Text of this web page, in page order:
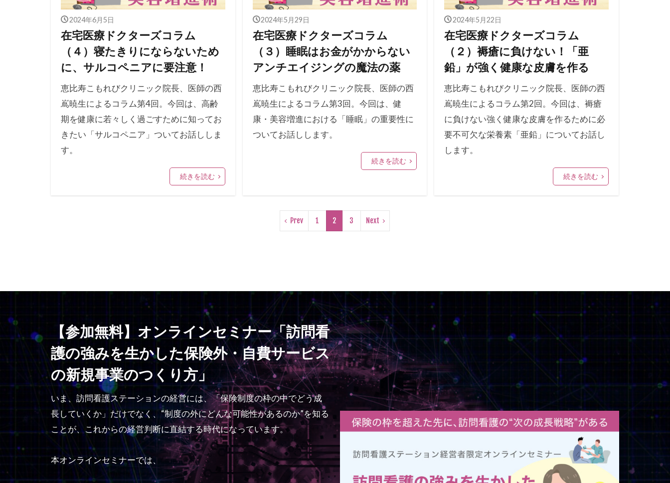
2024年6月5日
在宅医療ドクターズコラム
（４）寝たきりにならないため
に、サルコペニアに要注意！
恵比寿こもれびクリニック院長、医師の西
嶌暁生によるコラム第4回。今回は、高齢
期を健康に若々しく過ごすために知ってお
きたい「サルコペニア」ついてお話ししま
す。
続きを読む
2024年5月29日
在宅医療ドクターズコラム
（３）睡眠はお金がかからない
アンチエイジングの魔法の薬
恵比寿こもれびクリニック院長、医師の西
嶌暁生によるコラム第3回。今回は、健
康・美容増進における「睡眠」の重要性に
ついてお話しします。
続きを読む
2024年5月22日
在宅医療ドクターズコラム
（２）褥瘡に負けない！「亜
鉛」が強く健康な皮膚を作る
恵比寿こもれびクリニック院長、医師の西
嶌暁生によるコラム第2回。今回は、褥瘡
に負けない強く健康な皮膚を作るために必
要不可欠な栄養素「亜鉛」についてお話し
します。
続きを読む
Prev 1 2 3 Next
【参加無料】オンラインセミナー「訪問看
護の強みを生かした保険外・自費サービス
の新規事業のつくり方」
いま、訪問看護ステーションの経営には、「保険制度の枠の中でどう成
長していくか」だけでなく、“制度の外にどんな可能性があるのか”を知る
ことが、これからの経営判断に直結する時代になっています。
本オンラインセミナーでは、